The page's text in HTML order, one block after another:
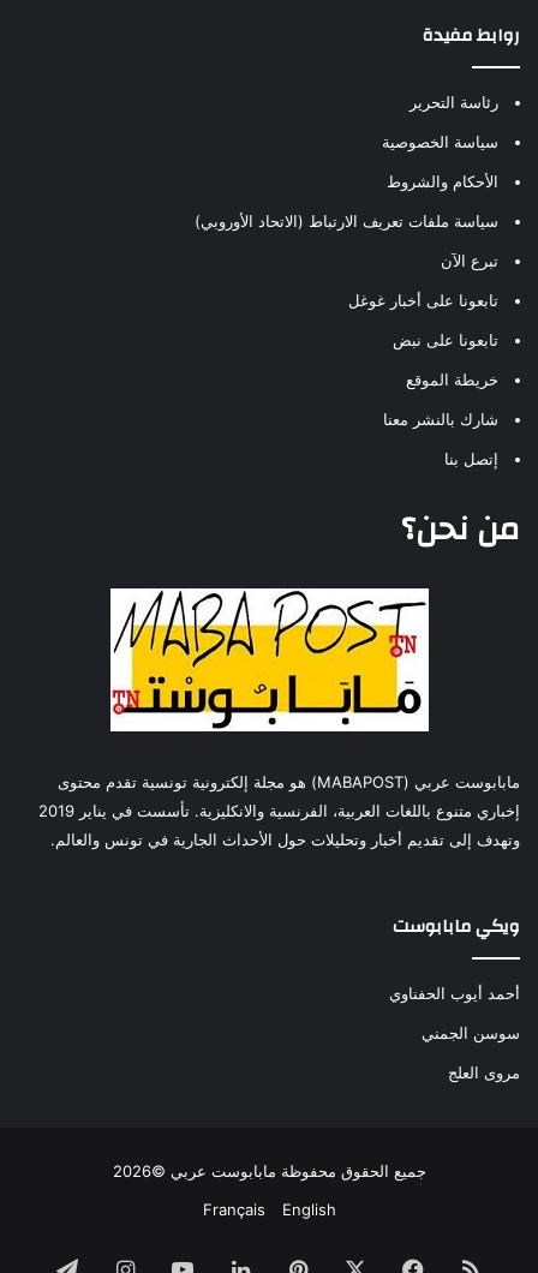
روابط مفيدة
رئاسة التحرير
سياسة الخصوصية
الأحكام والشروط
سياسة ملفات تعريف الارتباط (الاتحاد الأوروبي)
تبرع الآن
تابعونا على أخبار غوغل
تابعونا على نبض
خريطة الموقع
شارك بالنشر معنا
إتصل بنا
من نحن؟
مابابوست عربي (MABAPOST) هو مجلة إلكترونية تونسية تقدم محتوى
إخباري متنوع باللغات العربية، الفرنسية والانكليزية. تأسست في يناير 2019
وتهدف إلى تقديم أخبار وتحليلات حول الأحداث الجارية في تونس والعالم.
ويكي مابابوست
أحمد أيوب الحفناوي
سوسن الجمني
مروى العلج
جميع الحقوق محفوظة مابابوست عربي ©2026
English
Français